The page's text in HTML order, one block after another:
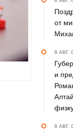
от
8 АВГ.
и
8 АВГ.